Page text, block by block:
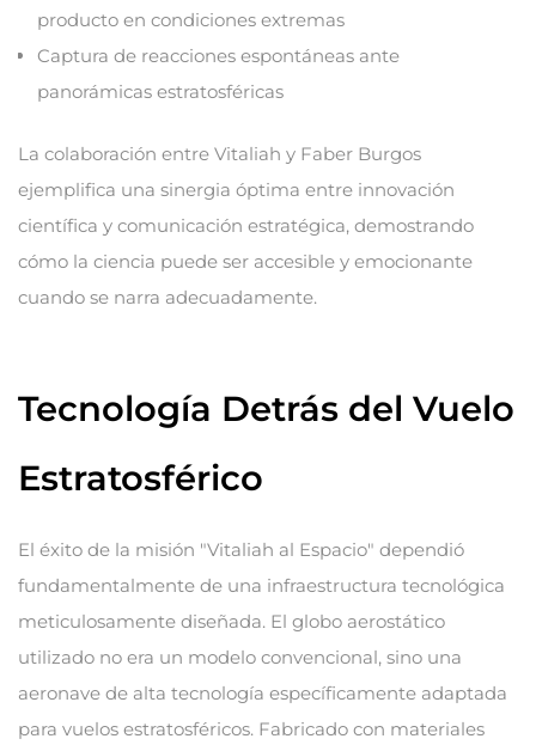
producto en condiciones extremas
Captura de reacciones espontáneas ante
panorámicas estratosféricas
La colaboración entre Vitaliah y Faber Burgos
ejemplifica una sinergia óptima entre innovación
científica y comunicación estratégica, demostrando
cómo la ciencia puede ser accesible y emocionante
cuando se narra adecuadamente.
Tecnología Detrás del Vuelo
Estratosférico
El éxito de la misión "Vitaliah al Espacio" dependió
fundamentalmente de una infraestructura tecnológica
meticulosamente diseñada. El globo aerostático
utilizado no era un modelo convencional, sino una
aeronave de alta tecnología específicamente adaptada
para vuelos estratosféricos. Fabricado con materiales